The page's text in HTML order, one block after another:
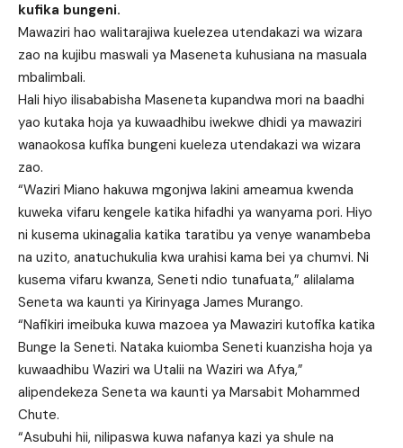
kufika bungeni.
Mawaziri hao walitarajiwa kuelezea utendakazi wa wizara
zao na kujibu maswali ya Maseneta kuhusiana na masuala
mbalimbali.
Hali hiyo ilisababisha Maseneta kupandwa mori na baadhi
yao kutaka hoja ya kuwaadhibu iwekwe dhidi ya mawaziri
wanaokosa kufika bungeni kueleza utendakazi wa wizara
zao.
“Waziri Miano hakuwa mgonjwa lakini ameamua kwenda
kuweka vifaru kengele katika hifadhi ya wanyama pori. Hiyo
ni kusema ukinagalia katika taratibu ya venye wanambeba
na uzito, anatuchukulia kwa urahisi kama bei ya chumvi. Ni
kusema vifaru kwanza, Seneti ndio tunafuata,” alilalama
Seneta wa kaunti ya Kirinyaga James Murango.
“Nafikiri imeibuka kuwa mazoea ya Mawaziri kutofika katika
Bunge la Seneti. Nataka kuiomba Seneti kuanzisha hoja ya
kuwaadhibu Waziri wa Utalii na Waziri wa Afya,”
alipendekeza Seneta wa kaunti ya Marsabit Mohammed
Chute.
“Asubuhi hii, nilipaswa kuwa nafanya kazi ya shule na